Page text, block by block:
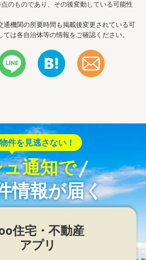
のものであり、その後変動している可能性
機関の所要時間も掲載後変更されている可
は各自治体等の情報をご確認ください。
件を見逃さない！
通知で
情報が届く
住宅・不動産
アプリ